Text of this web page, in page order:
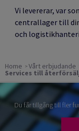
Vi levererar, var
centrallager till
och
Home Vårt erbjudande
Services till
Du får tillgång till fler